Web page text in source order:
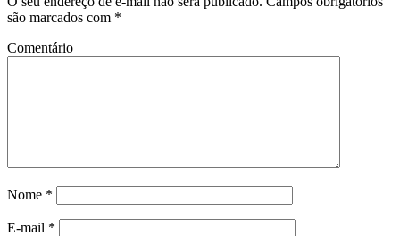
são marcados com *
Comentário
Nome *
E-mail *